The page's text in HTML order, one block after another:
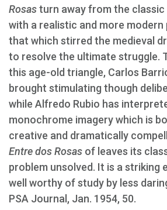
Rosasturn away from the classic
with a realistic and more
that which stirred the medieval
to resolve the ultimate struggle.
this age-old triangle, Carlos
brought stimulating though
while Alfredo Rubio has
monochrome imagery which is
creative and dramatically
Entre dos Rosas of leaves its
problem unsolved. It is a striking
well worthy of study by less
PSA Journal, Jan. 1954, 50.